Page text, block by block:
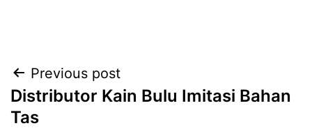
Post
navigation
Previous post
Distributor Kain Bulu Imitasi Bahan
Tas